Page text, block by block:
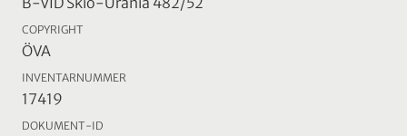
COPYRIGHT
ÖVA
INVENTARNUMMER
17419
DOKUMENT-ID